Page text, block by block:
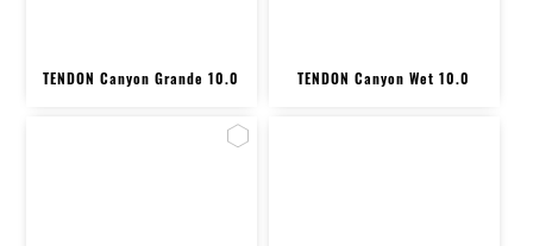
TENDON Canyon Grande 10.0 TENDON Canyon Wet 10.0